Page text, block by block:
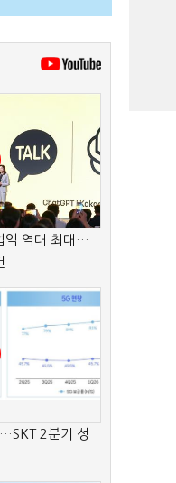
익 역대 최대…
2분기 성